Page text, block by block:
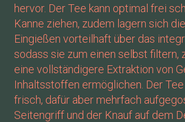
hervor. Der Tee kann optimal frei
Kanne ziehen, zudem lagern sich
Eingießen vorteilhaft über das
sodass sie zum einen selbst filtern,
eine vollständigere Extraktion von
Inhaltsstoffen ermöglichen. Der
frisch, dafür aber mehrfach
Seitengriff und der Knauf auf dem